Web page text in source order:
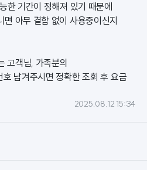
한 기간이 정해져 있기 때문에
아무 결합 없이 사용중이신지
고객님, 가족분의
남겨주시면 정확한 조회 후 요금
2025.08.12 15:34